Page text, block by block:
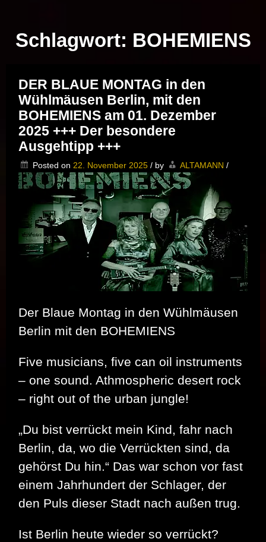
Schlagwort: BOHEMIENS
DER BLAUE MONTAG in den
Wühlmäusen Berlin, mit den
BOHEMIENS am 01. Dezember
2025 +++ Der besondere
Ausgehtipp +++
Posted on 22. November 2025 / by ALTAMANN /
Der Blaue Montag in den Wühlmäusen
Berlin mit den BOHEMIENS
Five musicians, five can oil instruments
– one sound. Athmospheric desert rock
– right out of the urban jungle!
„Du bist ver­rückt mein Kind, fahr nach
Berlin, da, wo die Ver­rück­ten sind, da
ge­hörst Du hin.“ Das war schon vor fast
einem Jahrhundert der Schlager, der
den Puls dieser Stadt nach außen trug.
Ist Berlin heute wieder so verrückt?